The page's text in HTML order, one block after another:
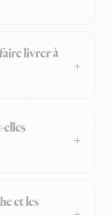
livrer à
elles
et les